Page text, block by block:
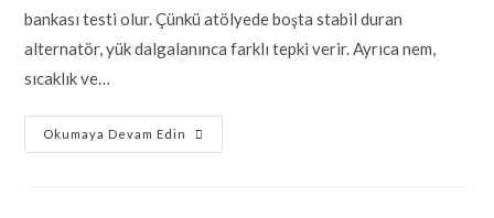
bankası testi olur. Çünkü atölyede boşta stabil duran
alternatör, yük dalgalanınca farklı tepki verir. Ayrıca nem,
sıcaklık ve…
Okumaya Devam Edin